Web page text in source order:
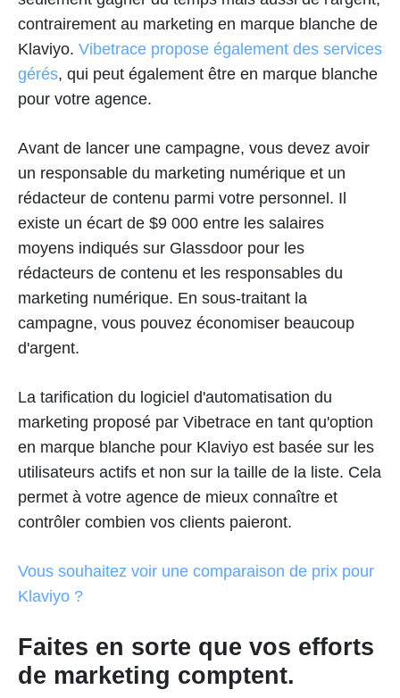
contrairement au marketing en marque blanche de
Klaviyo. Vibetrace propose également des services
gérés, qui peut également être en marque blanche
pour votre agence.
Avant de lancer une campagne, vous devez avoir
un responsable du marketing numérique et un
rédacteur de contenu parmi votre personnel. Il
existe un écart de $9 000 entre les salaires
moyens indiqués sur Glassdoor pour les
rédacteurs de contenu et les responsables du
marketing numérique. En sous-traitant la
campagne, vous pouvez économiser beaucoup
d'argent.
La tarification du logiciel d'automatisation du
marketing proposé par Vibetrace en tant qu'option
en marque blanche pour Klaviyo est basée sur les
utilisateurs actifs et non sur la taille de la liste. Cela
permet à votre agence de mieux connaître et
contrôler combien vos clients paieront.
Vous souhaitez voir une comparaison de prix pour
Klaviyo ?
Faites en sorte que vos efforts
de marketing comptent.